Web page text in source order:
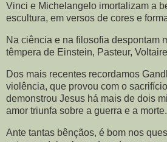
Vinci e Michelangelo imortalizam a
escultura, em versos de cores e
Na ciência e na filosofia despontam
têmpera de Einstein, Pasteur,
Dos mais recentes recordamos
violência, que provou com o
demonstrou Jesus há mais de dois
amor triunfa sobre a guerra e a morte.
Ante tantas bênçãos, é bom nos